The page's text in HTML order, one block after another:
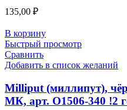
135,00 ₽
В корзину
Быстрый просмотр
Сравнить
Добавить в список желаний
Milliput (миллипут),
МК, арт. О1506-340 !2